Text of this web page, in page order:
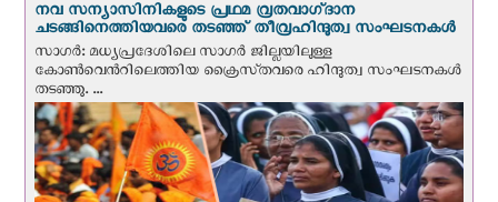
നവ സന്യാസിനികളുടെ പ്രഥമ വ്രതവാഗ്‌ദാന
ചടങ്ങിനെത്തിയവരെ തടഞ്ഞ് തീവ്രഹിന്ദുത്വ സംഘടനകള്‍
സാഗർ: മധ്യപ്രദേശിലെ സാഗർ ജില്ലയിലുള്ള
കോൺവെന്‍റിലെത്തിയ ക്രൈസ്‌തവരെ ഹിന്ദുത്വ സംഘടനകൾ
തടഞ്ഞു. ...